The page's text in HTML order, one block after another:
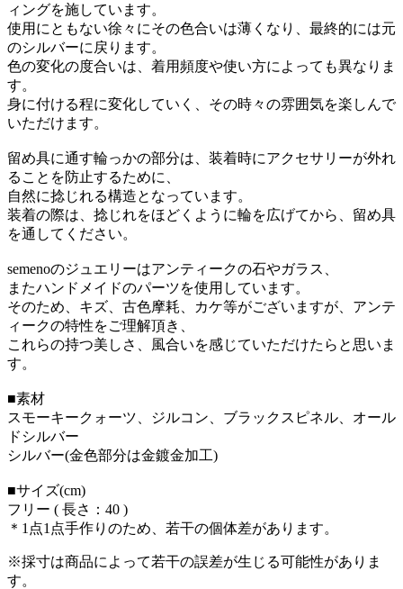
ィングを施しています。
使用にともない徐々にその色合いは薄くなり、最終的には元
のシルバーに戻ります。
色の変化の度合いは、着用頻度や使い方によっても異なりま
す。
身に付ける程に変化していく、その時々の雰囲気を楽しんで
いただけます。
留め具に通す輪っかの部分は、装着時にアクセサリーが外れ
ることを防止するために、
自然に捻じれる構造となっています。
装着の際は、捻じれをほどくように輪を広げてから、留め具
を通してください。
semenoのジュエリーはアンティークの石やガラス、
またハンドメイドのパーツを使用しています。
そのため、キズ、古色摩耗、カケ等がございますが、アンテ
ィークの特性をご理解頂き、
これらの持つ美しさ、風合いを感じていただけたらと思いま
す。
■素材
スモーキークォーツ、ジルコン、ブラックスピネル、オール
ドシルバー
シルバー(金色部分は金鍍金加工)
■サイズ(cm)
フリー ( 長さ：40 )
＊1点1点手作りのため、若干の個体差があります。
※採寸は商品によって若干の誤差が生じる可能性がありま
す。